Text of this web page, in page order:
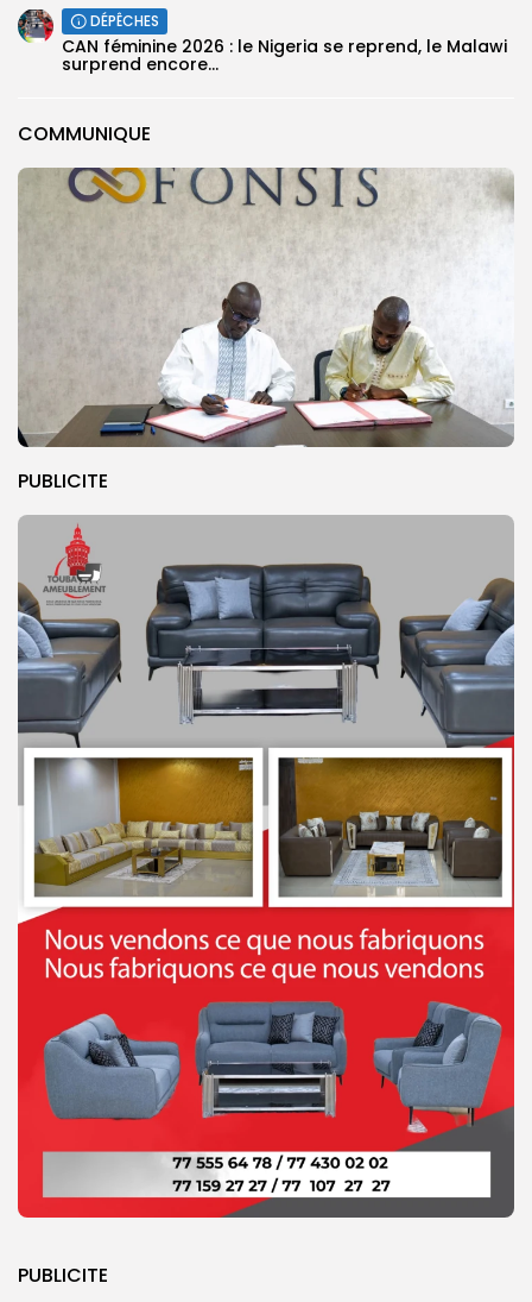
COMMUNIQUE
PUBLICITE
PUBLICITE
DÉPÊCHES
‎CAN féminine 2026 : le Nigeria se reprend, le Malawi
surprend encore...